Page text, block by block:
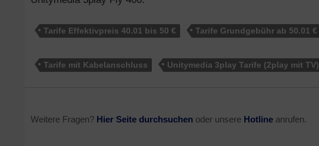
Tarife Effektivpreis 40.01 bis 50 € Tarife Grundgebühr ab 50.01 €
Tarife mit Kabelanschluss Unitymedia 3play Tarife (2play mit TV)
Weitere Fragen? Hier Seite durchsuchen oder unsere Hotline anrufen.